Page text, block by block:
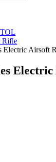
Rifle
Electric Airsoft